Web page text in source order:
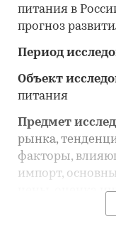
питания в
прогноз
Период
Объект
питания
Предмет
рынка,
факторы,
импорт,
цены, оценка